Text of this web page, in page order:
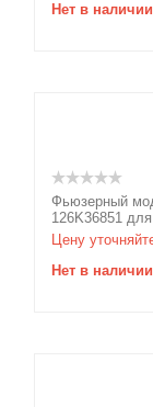
Нет в наличии
Фьюзерный
126K36851
Цену
Нет в наличии